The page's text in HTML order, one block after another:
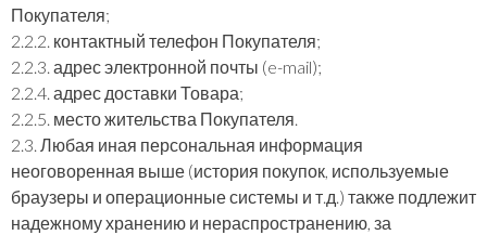
Покупателя;
2.2.2. контактный телефон Покупателя;
2.2.3. адрес электронной почты (e-mail);
2.2.4. адрес доставки Товара;
2.2.5. место жительства Покупателя.
2.3. Любая иная персональная информация
неоговоренная выше (история покупок, используемые
браузеры и операционные системы и т.д.) также подлежит
надежному хранению и нераспространению, за